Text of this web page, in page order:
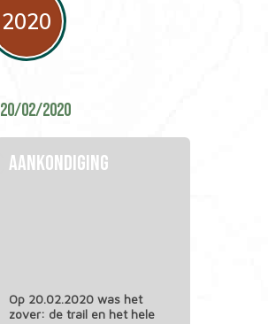
2020
20/02/2020
Aankondiging
Op 20.02.2020 was het
zover: de trail en het hele